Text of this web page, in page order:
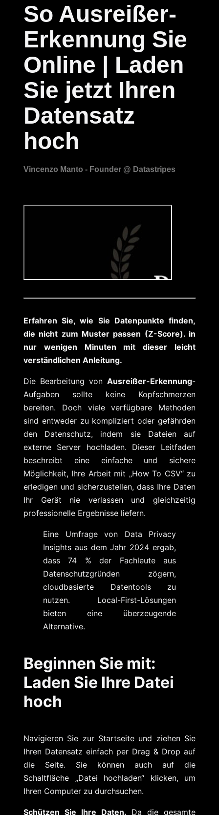
So Ausreißer-
Erkennung Sie
Online | Laden
Sie jetzt Ihren
Datensatz
hoch
Erfahren Sie, wie Sie Datenpunkte finden,
die nicht zum Muster passen (Z-Score). in
nur wenigen Minuten mit dieser leicht
verständlichen Anleitung.
Die Bearbeitung von Ausreißer-Erkennung-
Aufgaben sollte keine Kopfschmerzen
bereiten. Doch viele verfügbare Methoden
sind entweder zu kompliziert oder gefährden
den Datenschutz, indem sie Dateien auf
externe Server hochladen. Dieser Leitfaden
beschreibt eine einfache und sichere
Möglichkeit, Ihre Arbeit mit „How To CSV“ zu
erledigen und sicherzustellen, dass Ihre Daten
Ihr Gerät nie verlassen und gleichzeitig
professionelle Ergebnisse liefern.
Eine Umfrage von Data Privacy
Insights aus dem Jahr 2024 ergab,
dass 74 % der Fachleute aus
Datenschutzgründen zögern,
cloudbasierte Datentools zu
nutzen. Local-First-Lösungen
bieten eine überzeugende
Alternative.
Beginnen Sie mit:
Laden Sie Ihre Datei
hoch
Navigieren Sie zur Startseite und ziehen Sie
Ihren Datensatz einfach per Drag & Drop auf
die Seite. Sie können auch auf die
Schaltfläche „Datei hochladen“ klicken, um
Ihren Computer zu durchsuchen.
Schützen Sie Ihre Daten. Da die gesamte